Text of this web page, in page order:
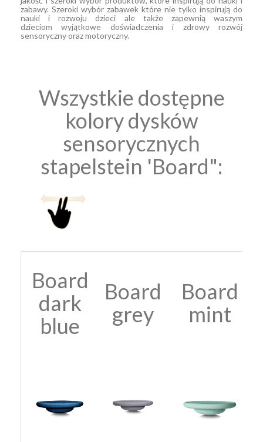
zabawy. Szeroki wybór zabawek które nie tylko inspirują do
nauki i rozwoju dzieci ale także zapewnią waszym
dzieciom wyjątkowe doświadczenia i zdrowy rozwój
sensoryczny oraz motoryczny.
Wszystkie dostępne
kolory dysków
sensorycznych
stapelstein 'Board":
Board
dark
blue
Board
grey
Board
mint